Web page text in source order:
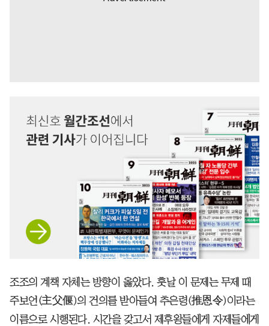
조조의 계책 자체는 방향이 옳았다. 훗날 이 문제는 무제 때
주보언(主父偃)의 건의를 받아들여 추은령(推恩令)이라는
이름으로 시행된다. 시간을 갖고서 제후왕들에게 자제들에게